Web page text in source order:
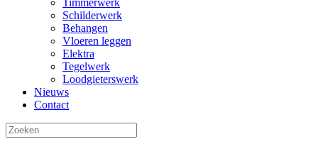
Timmerwerk
Schilderwerk
Behangen
Vloeren leggen
Elektra
Tegelwerk
Loodgieterswerk
Nieuws
Contact